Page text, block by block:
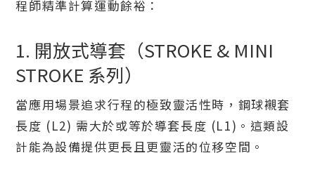
程師精準計算運動餘裕：
1. 開放式導套（STROKE & MINI
STROKE 系列）
當應用場景追求行程的極致靈活性時，鋼球襯套
長度 (L2) 需大於或等於導套長度 (L1)。這類設
計能為設備提供更長且更靈活的位移空間。